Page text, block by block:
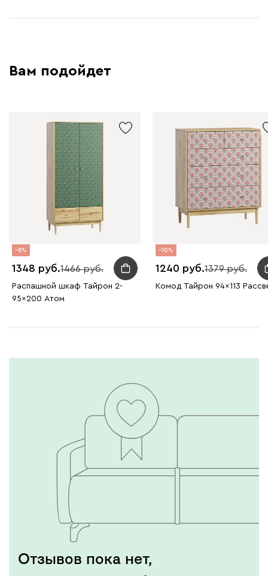
Вам подойдет
8
1348 1466
Распашной шкаф Тайрон 2-
95x200 Атом
10
1240 1379
Комод Тайрон 94x113
Отзывов пока нет,